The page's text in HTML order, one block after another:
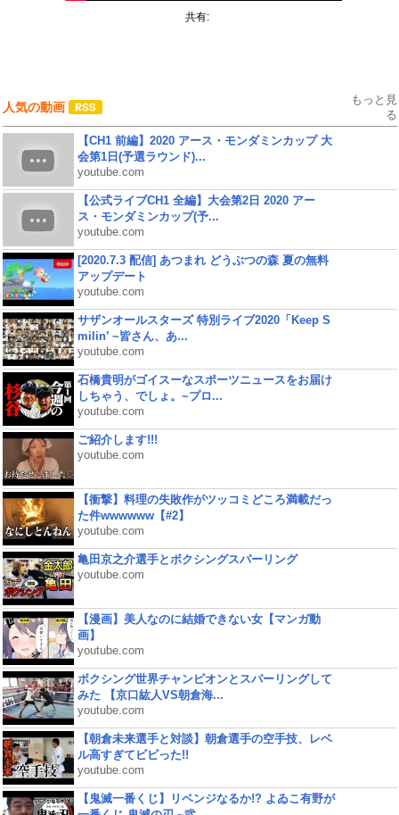
共有:
人気の動画
もっと見
る
【CH1 前編】2020 アース・モンダミンカップ 大
会第1日(予選ラウンド)...
youtube.com
【公式ライブCH1 全編】大会第2日 2020 アー
ス・モンダミンカップ(予...
youtube.com
[2020.7.3 配信] あつまれ どうぶつの森 夏の無料
アップデート
youtube.com
サザンオールスターズ 特別ライブ2020「Keep S
milin’ ~皆さん、あ...
youtube.com
石橋貴明がゴイスーなスポーツニュースをお届け
しちゃう、でしょ。~プロ...
youtube.com
ご紹介します!!!
youtube.com
【衝撃】料理の失敗作がツッコミどころ満載だっ
た件wwwwww【#2】
youtube.com
亀田京之介選手とボクシングスパーリング
youtube.com
【漫画】美人なのに結婚できない女【マンガ動
画】
youtube.com
ボクシング世界チャンピオンとスパーリングして
みた 【京口紘人VS朝倉海...
youtube.com
【朝倉未来選手と対談】朝倉選手の空手技、レベ
ル高すぎてビビった!!
youtube.com
【鬼滅一番くじ】リベンジなるか!? よゐこ有野が